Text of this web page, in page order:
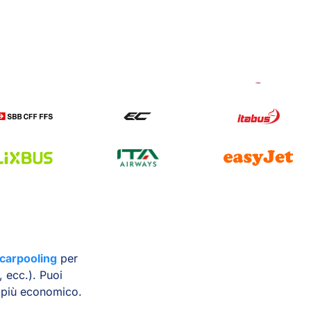
carpooling per
ecc.). Puoi
economico.